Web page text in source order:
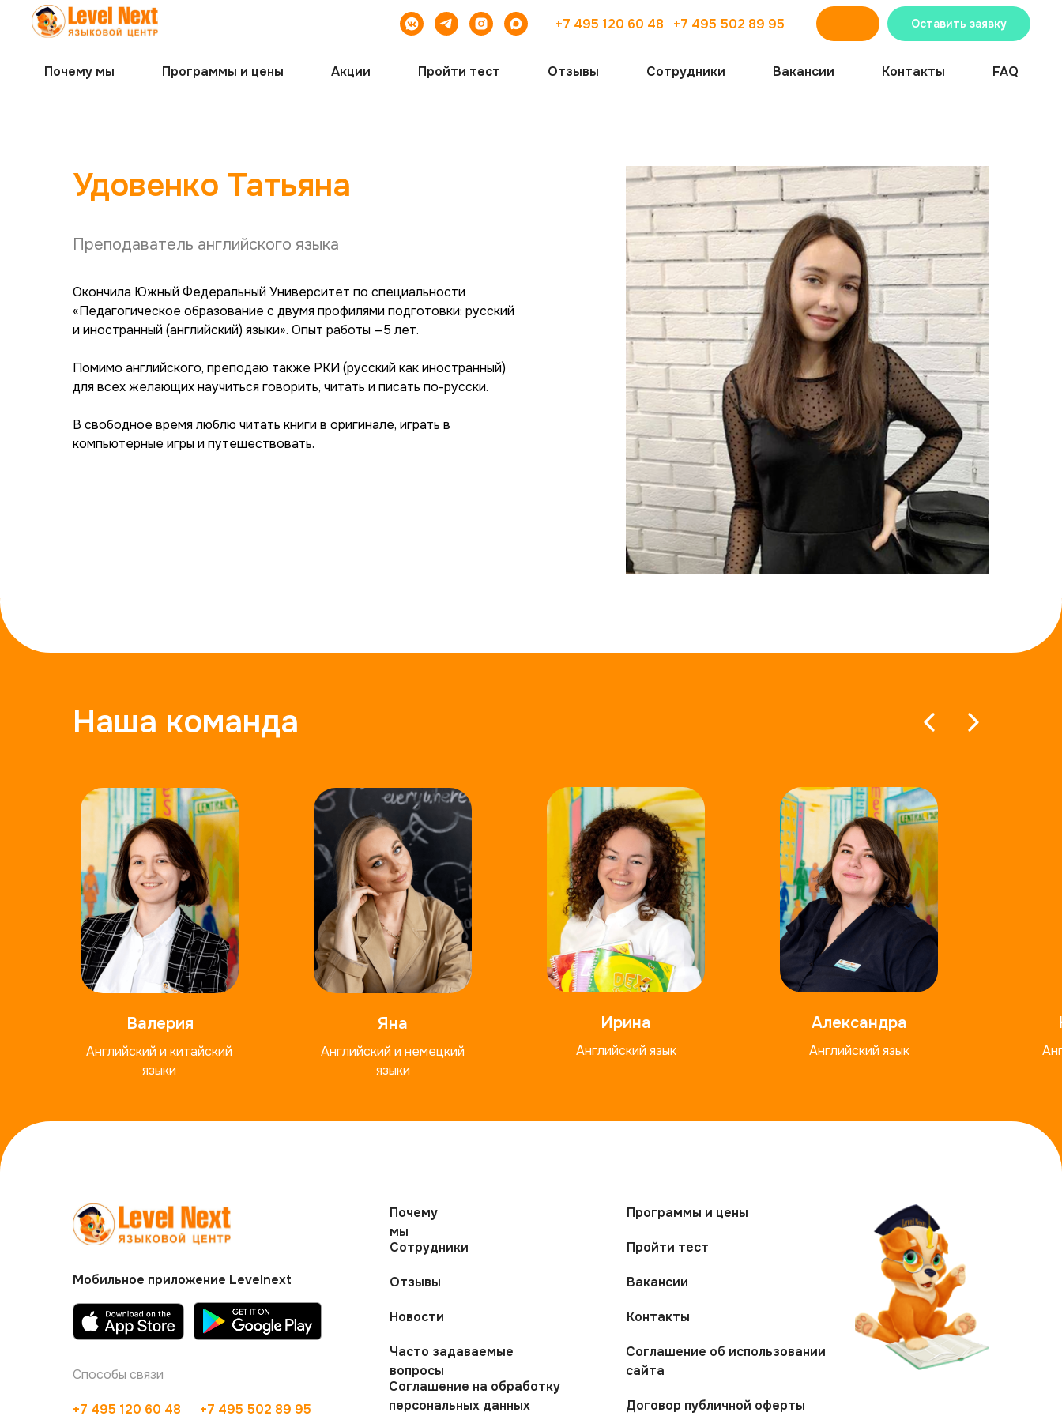
+7 495 120 60 48 +7 495 502 89 95 Оставить заявку
Почему мы Программы и цены Акции Пройти тест Отзывы Сотрудники Вакансии Контакты FAQ
Удовенко Татьяна
Преподаватель английского языка
Окончила Южный Федеральный Университет по специальности
«Педагогическое образование с двумя профилями подготовки: русский
и иностранный (английский) языки». Опыт работы —5 лет.
Помимо английского, преподаю также РКИ (русский как иностранный)
для всех желающих научиться говорить, читать и писать по-русски.
В свободное время люблю читать книги в оригинале, играть в
компьютерные игры и путешествовать.
Наша команда
Валерия
Английский и китайский
языки
Яна
Английский и немецкий
языки
Ирина
Английский язык
Александра
Английский язык
Почему
мы
Сотрудники
Отзывы
Новости
Часто задаваемые
вопросы
Программы и цены
Пройти тест
Вакансии
Контакты
Соглашение на обработку
персональных данных
Соглашение об использовании
сайта
Договор публичной оферты
Способы связи
+7 495 120 60 48 +7 495 502 89 95
Мобильное приложение Levelnext